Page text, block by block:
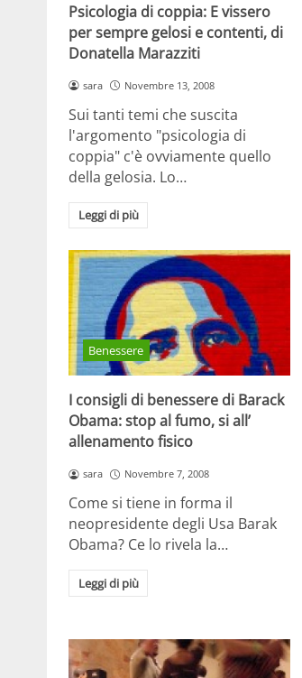
Psicologia di coppia: E vissero
per sempre gelosi e contenti, di
Donatella Marazziti
sara Novembre 13, 2008
Sui tanti temi che suscita
l'argomento "psicologia di
coppia" c'è ovviamente quello
della gelosia. Lo…
Leggi di più
Benessere
I consigli di benessere di Barack
Obama: stop al fumo, si all’
allenamento fisico
sara Novembre 7, 2008
Come si tiene in forma il
neopresidente degli Usa Barak
Obama? Ce lo rivela la…
Leggi di più